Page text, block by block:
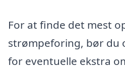
For at finde det mest
strømpeforing, bør du
for eventuelle ekstra